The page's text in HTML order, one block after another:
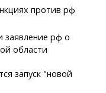
против рф
заявление рф о
области
запуск "новой